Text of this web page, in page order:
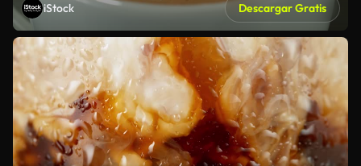
iStock Descargar Gratis